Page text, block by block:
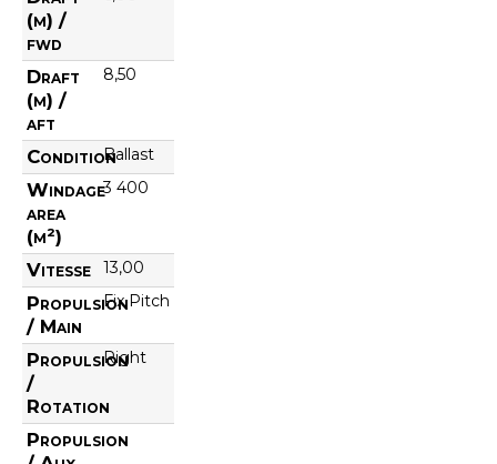
(m) /
fwd
Draft
(m) /
aft
8,50
ConditionBallast
Windage
area
(m²)
3 400
Vitesse 13,00
Propulsion
/ Main
Fix Pitch
Propulsion
/
Rotation
Right
Propulsion